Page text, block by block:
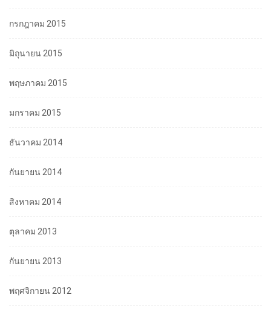
กรกฎาคม 2015
มิถุนายน 2015
พฤษภาคม 2015
มกราคม 2015
ธันวาคม 2014
กันยายน 2014
สิงหาคม 2014
ตุลาคม 2013
กันยายน 2013
พฤศจิกายน 2012